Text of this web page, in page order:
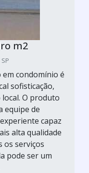
m2
condomínio é
sofisticação,
O produto
equipe de
capaz
alta qualidade
os serviços
pode ser um